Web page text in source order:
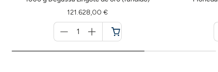
121.628,00 €
für
Cesta
de